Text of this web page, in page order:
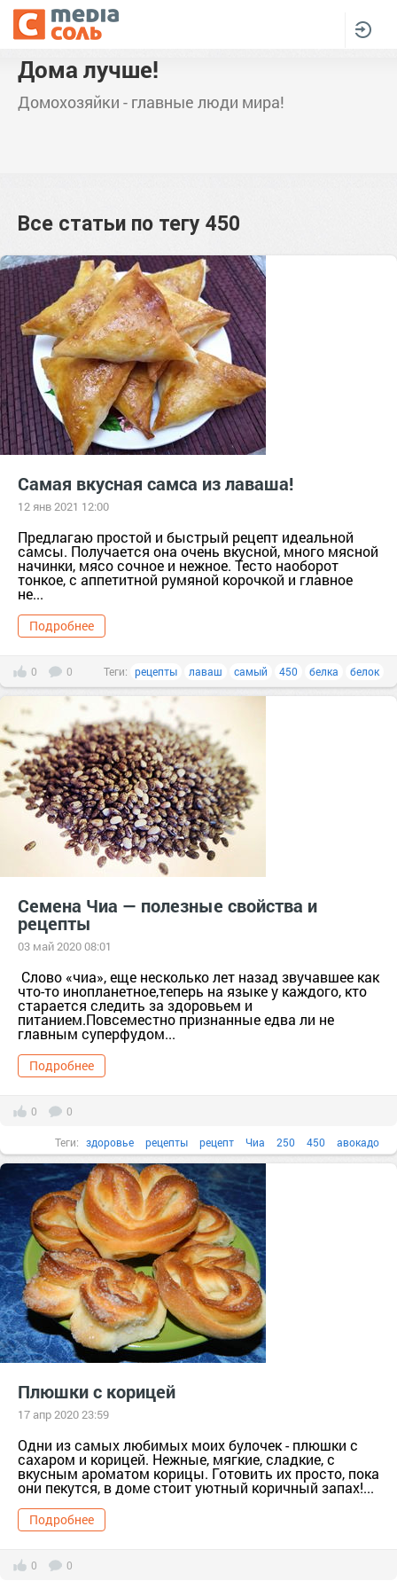
Дома лучше!
Домохозяйки - главные люди мира!
Все статьи по тегу 450
Самая вкусная самса из лаваша!
12 янв 2021 12:00
Предлагаю простой и быстрый рецепт идеальной
самсы. Получается она очень вкусной, много мясной
начинки, мясо сочное и нежное. Тесто наоборот
тонкое, с аппетитной румяной корочкой и главное
не...
Подробнее
0 0 Теги: рецепты лаваш самый 450 белка белок
Семена Чиа — полезные свойства и
рецепты
03 май 2020 08:01
Слово «чиа», еще несколько лет назад звучавшее как
что-то инопланетное,теперь на языке у каждого, кто
старается следить за здоровьем и
питанием.Повсеместно признанные едва ли не
главным суперфудом...
Подробнее
0 0
Теги: здоровье рецепты рецепт Чиа 250 450 авокадо
Плюшки с корицей
17 апр 2020 23:59
Одни из самых любимых моих булочек - плюшки с
сахаром и корицей. Нежные, мягкие, сладкие, с
вкусным ароматом корицы. Готовить их просто, пока
они пекутся, в доме стоит уютный коричный запах!...
Подробнее
0 0